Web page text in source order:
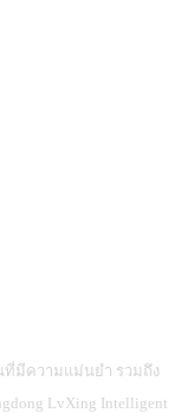
ที่มีความแม่นยำ รวมถึง
LvXing Intelligent